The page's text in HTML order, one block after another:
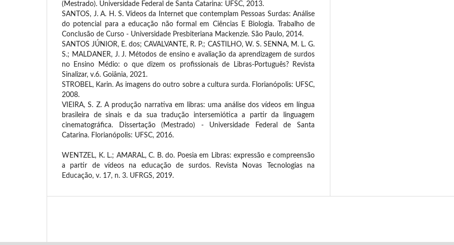
(Mestrado). Universidade Federal de Santa Catarina: UFSC, 2013.
SANTOS, J. A. H. S. Vídeos da Internet que contemplam Pessoas Surdas: Análise
do potencial para a educação não formal em Ciências E Biologia. Trabalho de
Conclusão de Curso - Universidade Presbiteriana Mackenzie. São Paulo, 2014.
SANTOS JÚNIOR, E. dos; CAVALVANTE, R. P.; CASTILHO, W. S. SENNA, M. L. G.
S.; MALDANER, J. J. Métodos de ensino e avaliação da aprendizagem de surdos
no Ensino Médio: o que dizem os profissionais de Libras-Português? Revista
Sinalizar, v.6. Goiânia, 2021.
STROBEL, Karin. As imagens do outro sobre a cultura surda. Florianópolis: UFSC,
2008.
VIEIRA, S. Z. A produção narrativa em libras: uma análise dos vídeos em língua
brasileira de sinais e da sua tradução intersemiótica a partir da linguagem
cinematográfica. Dissertação (Mestrado) - Universidade Federal de Santa
Catarina. Florianópolis: UFSC, 2016.
WENTZEL, K. L.; AMARAL, C. B. do. Poesia em Libras: expressão e compreensão
a partir de vídeos na educação de surdos. Revista Novas Tecnologias na
Educação, v. 17, n. 3. UFRGS, 2019.